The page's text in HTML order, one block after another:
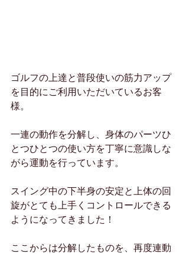
ゴルフの上達と普段使いの筋力アップ
を目的にご利用いただいているお客
様。
一連の動作を分解し、身体のパーツひ
とつひとつの使い方を丁寧に意識しな
がら運動を行っています。
スイング中の下半身の安定と上体の回
旋がとても上手くコントロールできる
ようになってきました！
ここからは分解したものを、再度連動